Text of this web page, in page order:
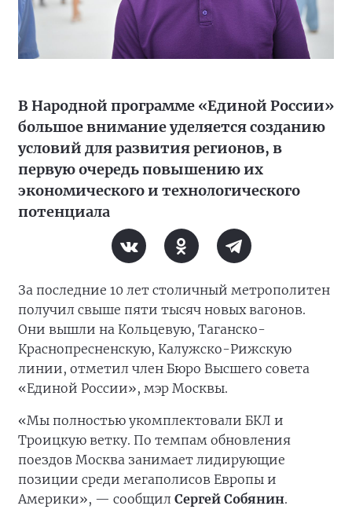
В Народной программе «Единой России»
большое внимание уделяется созданию
условий для развития регионов, в
первую очередь повышению их
экономического и технологического
потенциала
За последние 10 лет столичный метрополитен
получил свыше пяти тысяч новых вагонов.
Они вышли на Кольцевую, Таганско-
Краснопресненскую, Калужско-Рижскую
линии, отметил член Бюро Высшего совета
«Единой России», мэр Москвы.
«Мы полностью укомплектовали БКЛ и
Троицкую ветку. По темпам обновления
поездов Москва занимает лидирующие
позиции среди мегаполисов Европы и
Америки», — сообщил Сергей Собянин.